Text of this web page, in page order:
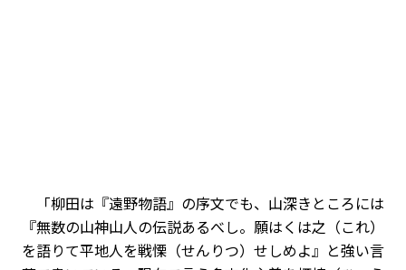
「柳田は『遠野物語』の序文でも、山深きところには
『無数の山神山人の伝説あるべし。願はくは之（これ）
を語りて平地人を戦慄（せんりつ）せしめよ』と強い言